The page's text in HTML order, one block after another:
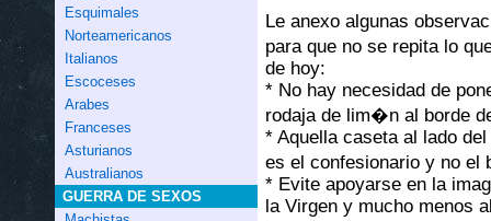
Esquimales
Norteamericanos
Italianos
Escoceses
Arabes
Franceses
Asturianos
Australianos
GUERRA DE SEXOS
Le anexo algunas
para que no se repita lo
de hoy:
* No hay necesidad de
rodaja de lim�n al borde
* Aquella caseta al lado
es el confesionario y no el
* Evite apoyarse en la
la Virgen y mucho menos